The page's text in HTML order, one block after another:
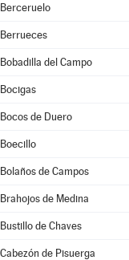
Berceruelo
Berrueces
Bobadilla del Campo
Bocigas
Bocos de Duero
Boecillo
Bolaños de Campos
Brahojos de Medina
Bustillo de Chaves
Cabezón de Pisuerga